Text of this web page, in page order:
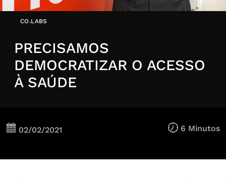
CO.LABS
PRECISAMOS
DEMOCRATIZAR O ACESSO
À SAÚDE
02/02/2021 6 Minutos